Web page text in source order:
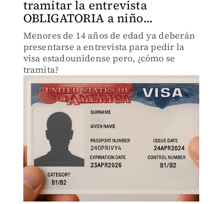
tramitar la entrevista
OBLIGATORIA a niño...
Menores de 14 años de edad ya deberán
presentarse a entrevista para pedir la
visa estadounidense pero, ¿cómo se
tramita?